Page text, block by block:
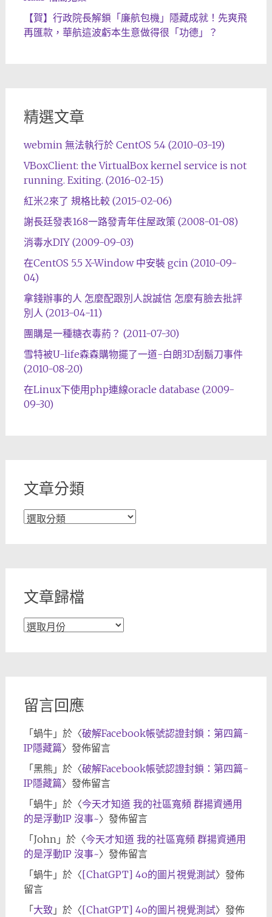
【賀】行政院長解鎖「廉航包機」隱藏成就！先爽飛
再匯款，華航這波虧本生意做得很「功德」？
精選文章
webmin 無法執行於 CentOS 5.4 (2010-03-19)
VBoxClient: the VirtualBox kernel service is not
running. Exiting. (2016-02-15)
紅米2來了 規格比較 (2015-02-06)
謝長廷發表168一路發青年住屋政策 (2008-01-08)
消毒水DIY (2009-09-03)
在CentOS 5.5 X-Window 中安裝 gcin (2010-09-
04)
拿錢辦事的人 怎麼配跟別人說誠信 怎麼有臉去批評
別人 (2013-04-11)
團購是一種糖衣毒葯？ (2011-07-30)
雪特被U-life森森購物擺了一道-白朗3D刮鬍刀事件
(2010-08-20)
在Linux下使用php連線oracle database (2009-
09-30)
文章分類
文
文章歸檔
文
留言回應
「蝸牛」於〈破解Facebook帳號認證封鎖：第四篇-
IP隱藏篇〉發佈留言
「黑熊 」於〈破解Facebook帳號認證封鎖：第四篇-
IP隱藏篇〉發佈留言
「蝸牛」於〈今天才知道 我的社區寬頻 群揚資通用
的是浮動IP 沒事~〉發佈留言
「John 」於〈今天才知道 我的社區寬頻 群揚資通用
的是浮動IP 沒事~〉發佈留言
「蝸牛」於〈[ChatGPT] 4o的圖片視覺測試〉發佈
留言
「大致 」於〈[ChatGPT] 4o的圖片視覺測試〉發佈